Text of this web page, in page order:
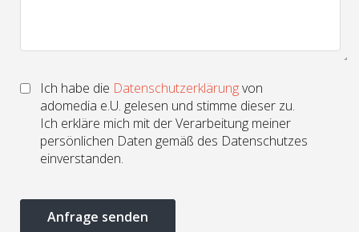
Ich habe die Datenschutzerklärungvon
adomedia e.U. gelesen und stimme dieser zu.
Ich erkläre mich mit der Verarbeitung meiner
persönlichen Daten gemäß des Datenschutzes
einverstanden.